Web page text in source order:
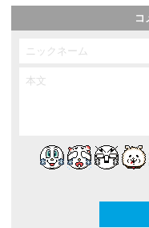
コ